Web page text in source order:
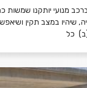
מנועי יותקנו שמשות
שיהיו במצב תקין
כל